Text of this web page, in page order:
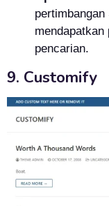
mendapatkan
pencarian.
9. Customify